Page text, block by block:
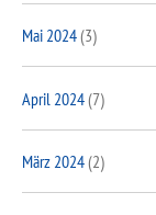
Mai 2024(3)
April 2024(7)
März 2024(2)